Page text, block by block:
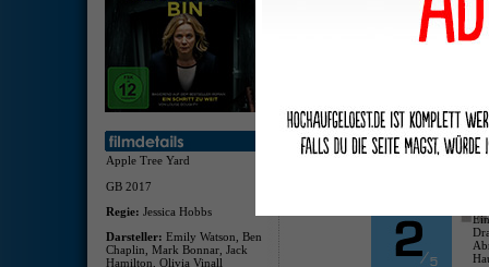
Apple Tree Yard
GB 2017
Regie: Jessica Hobbs
Darsteller: Emily Watson, Ben
Chaplin, Mark Bonnar, Jack
Hamilton, Olivia Vinall